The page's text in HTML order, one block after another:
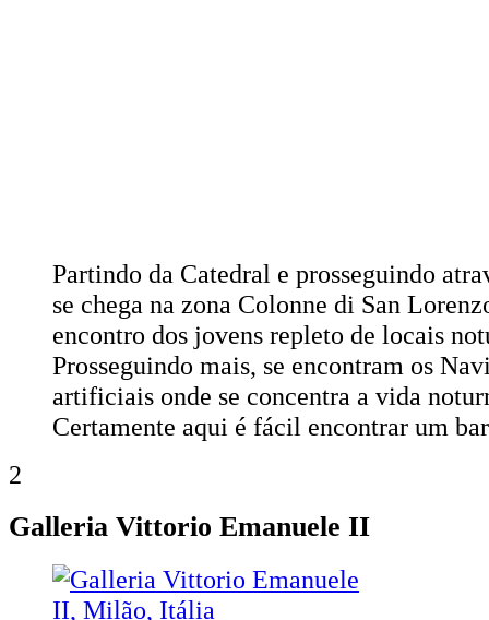
Partindo da Catedral e prosseguindo
se chega na zona Colonne di San
encontro dos jovens repleto de locais
Prosseguindo mais, se encontram os
artificiais onde se concentra a vida
Certamente aqui é fácil encontrar um
2
Galleria Vittorio Emanuele II